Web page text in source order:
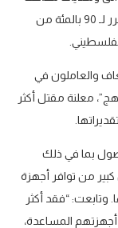
من معانتهم إثر “النزوح القسري المستمر والمتكرر لـ 90 بالمئة من
والعاملون في
معلنة مقتل أكثر
بما في ذلك
من توافر أجهزة
وتابعت: “فقد أكثر
أجهزتهم المساعدة،